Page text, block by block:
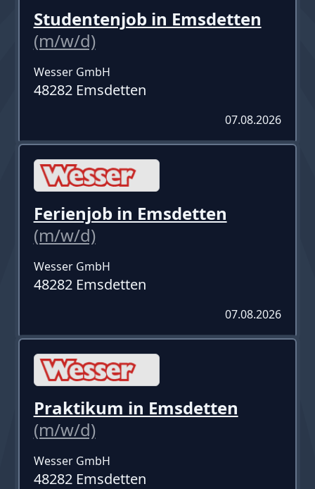
Studentenjob in Emsdetten
(m/w/d)
Wesser GmbH
48282 Emsdetten
07.08.2026
Ferienjob in Emsdetten
(m/w/d)
Wesser GmbH
48282 Emsdetten
07.08.2026
Praktikum in Emsdetten
(m/w/d)
Wesser GmbH
48282 Emsdetten